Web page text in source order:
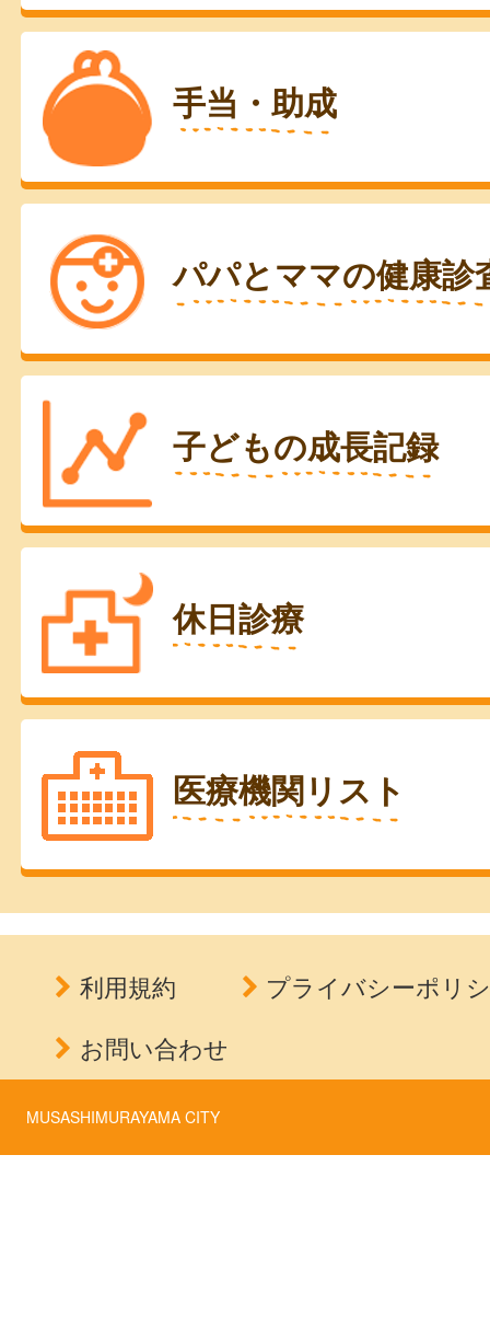
手当・助成
パパとママの健康診
子どもの成長記録
休日診療
医療機関リスト
利用規約
プライバシーポリ
お問い合わせ
MUSASHIMURAYAMA CITY